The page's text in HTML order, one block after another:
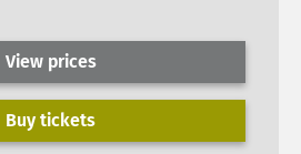
View prices
Buy tickets